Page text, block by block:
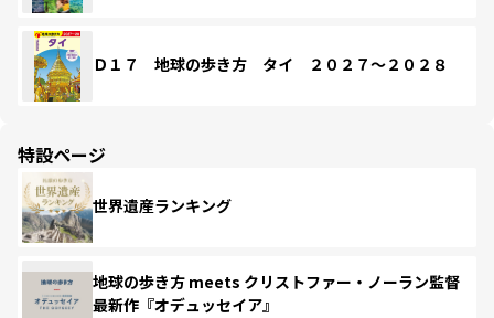
Ｄ１７ 地球の歩き方 タイ ２０２７～２０２８
特設ページ
世界遺産ランキング
地球の歩き方 meets クリストファー・ノーラン監督
最新作『オデュッセイア』